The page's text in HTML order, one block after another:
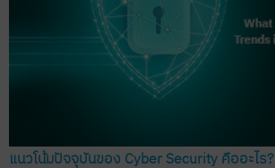
แนวโน้มปัจจุบันของ Cyber ​​​​Security คืออะไร?